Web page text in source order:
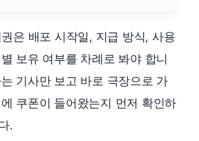
은 배포 시작일, 지급 방식, 사용
보유 여부를 차례로 봐야 합니
기사만 보고 바로 극장으로 가
쿠폰이 들어왔는지 먼저 확인하
.